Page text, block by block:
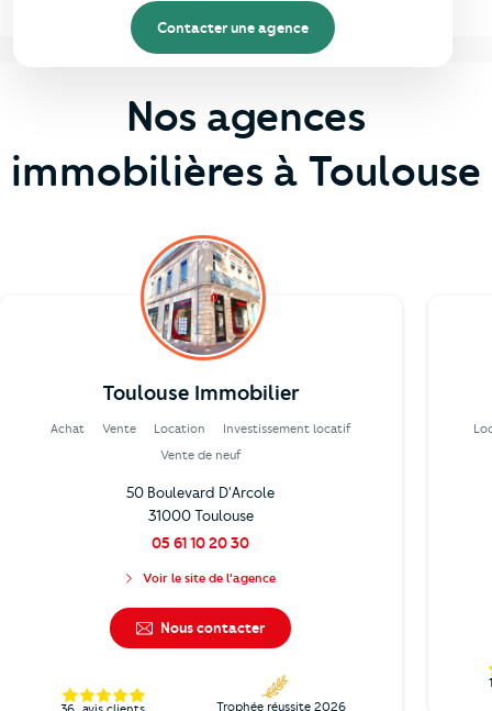
Contacter une agence
Nos agences
immobilières à Toulouse
Toulouse Immobilier
Achat Vente Location
Investissement locatif
Vente de neuf
50 Boulevard D'Arcole
31000 Toulouse
05 61 10 20 30
Voir le site de l'agence
Nous contacter
Trophée réussite 2026